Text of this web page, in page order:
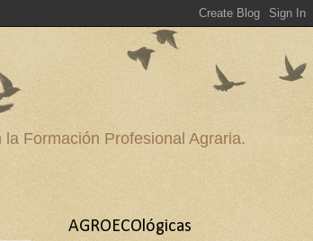
Formación Profesional Agraria.
AGROECOlógicas